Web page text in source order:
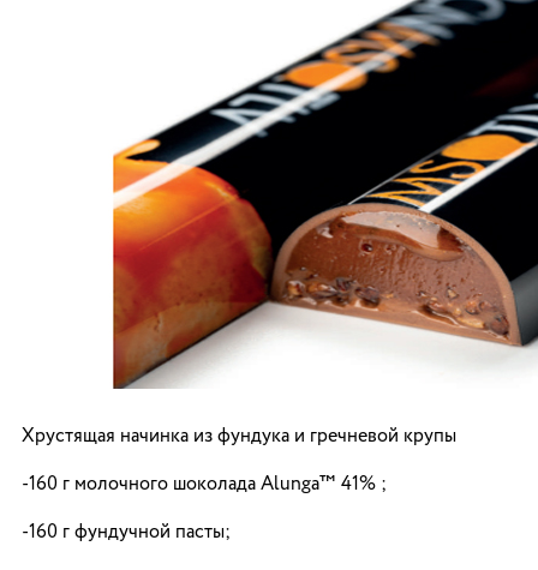
Хрустящая начинка из фундука и гречневой крупы
-160 г молочного шоколада Alunga™ 41% ;
-160 г фундучной пасты;